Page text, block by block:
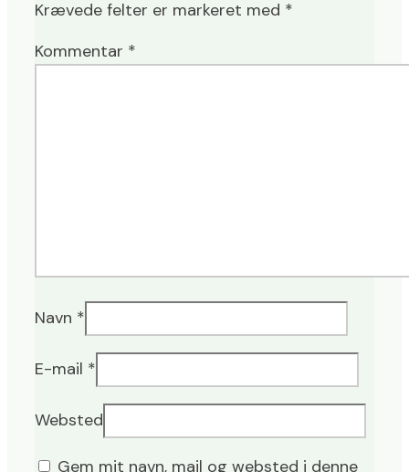
Krævede felter er markeret med *
Kommentar *
Navn *
E-mail *
Websted
Gem mit navn, mail og websted i denne